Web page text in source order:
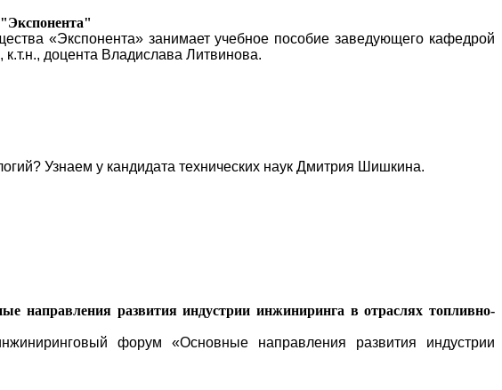
«Экспонента» занимает учебное пособие заведующего кафедрой
доцента Владислава Литвинова.
Узнаем у кандидата технических наук Дмитрия Шишкина.
направления развития индустрии инжиниринга в отраслях топливно-
форум «Основные направления развития индустрии